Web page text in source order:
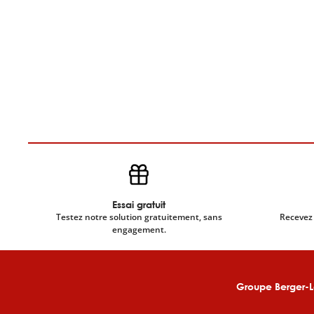
Essai gratuit
Testez notre solution gratuitement, sans
engagement.
Groupe Berger-